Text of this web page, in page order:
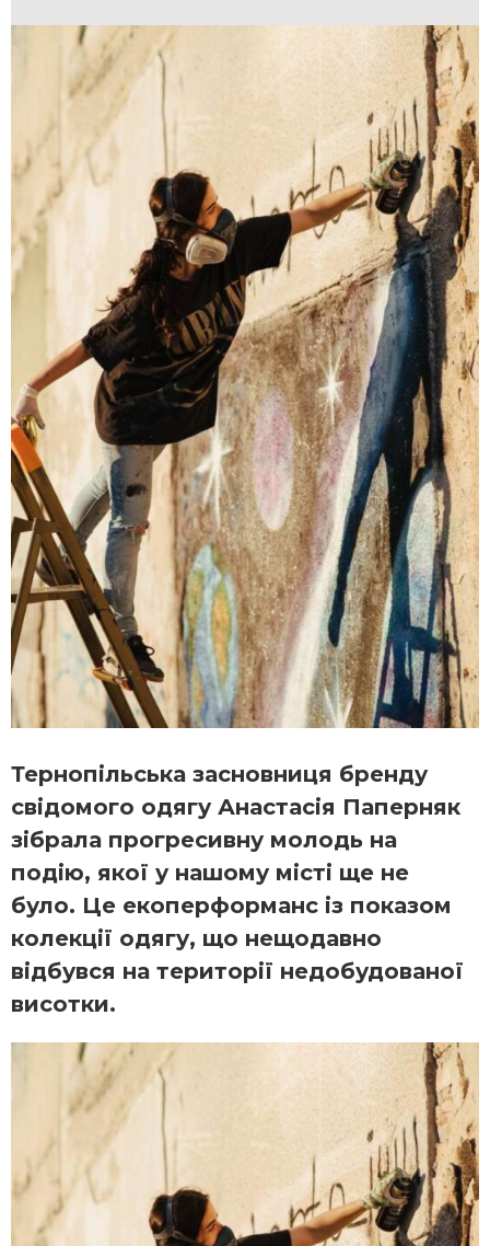
Тернопільська засновниця бренду
свідомого одягу Анастасія Паперняк
зібрала прогресивну молодь на
подію, якої у нашому місті ще не
було. Це екоперформанс із показом
колекції одягу, що нещодавно
відбувся на території недобудованої
висотки.